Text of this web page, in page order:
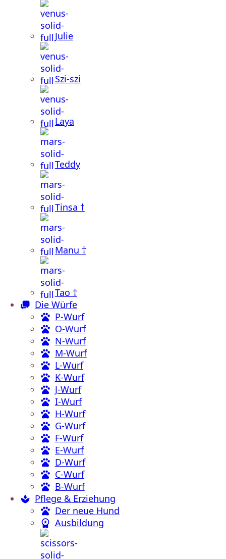
Julie
Szi-szi
Laya
Teddy
Tinsa †
Manu †
Tao †
Die Würfe
P-Wurf
O-Wurf
N-Wurf
M-Wurf
L-Wurf
K-Wurf
J-Wurf
I-Wurf
H-Wurf
G-Wurf
F-Wurf
E-Wurf
D-Wurf
C-Wurf
B-Wurf
Pflege & Erziehung
Der neue Hund
Ausbildung